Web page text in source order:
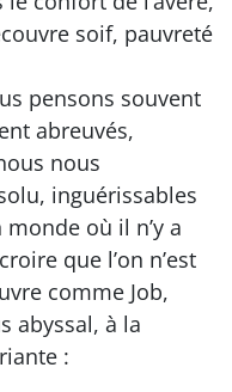
soif, pauvreté
pensons souvent
abreuvés,
nous
inguérissables
où il n’y a
que l’on n’est
comme Job,
abyssal, à la
: